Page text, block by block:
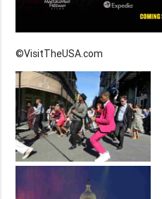
©VisitTheUSA.com